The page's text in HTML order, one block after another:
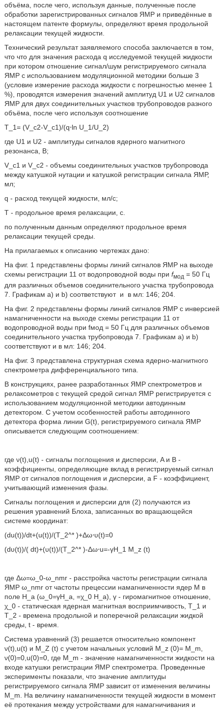
объёма, после чего, используя данные, полученные после
обработки зарегистрированных сигналов ЯМР и приведённые в
настоящем патенте формулы, определяют время продольной
релаксации текущей жидкости.
Технический результат заявляемого способа заключается в том,
что что для значения расхода q исследуемой текущей жидкости
при котором отношение сигнал/шум регистрируемого сигнала
ЯМР с использованием модуляционной методики больше 3
(условие измерение расхода жидкости с погрешностью менее 1
%), проводятся измерения значений амплитуд U1 и U2 сигналов
ЯМР для двух соединительных участков трубопроводов разного
объёма, после чего используя соотношение
T_1= (V_c2-V_c1)/(q⋅ln U_1/U_2)
где U1 и U2 - амплитуды сигналов ядерного магнитного
резонанса, В;
V_c1 и V_c2 - объемы соединительных участков трубопровода
между катушкой нутации и катушкой регистрации сигнала ЯМР,
мл;
q - расход текущей жидкости, мл/c;
Т - продольное время релаксации, с.
по полученным данным определяют продольное время
релаксации текущей среды.
На прилагаемых к описанию чертежах дано:
На фиг. 1 представлены формы линий сигналов ЯМР на выходе
схемы регистрации 11 от водопроводной воды при fмод = 50 Гц
для различных объемов соединительного участка трубопровода
7. Графикам a) и b) соответствуют и
в мл: 146; 204.
На фиг. 2 представлены формы линий сигналов ЯМР с инверсией
намагниченности на выходе схемы регистрации 11 от
водопроводной воды при fмод = 50 Гц для различных объемов
соединительного участка трубопровода 7. Графикам a) и b)
соответствуют и в мл: 146; 204.
На фиг. 3 представлена структурная схема ядерно-магнитного
спектрометра дифференциального типа.
В конструкциях, ранее разработанных ЯМР спектрометров и
релаксометров с текущей средой сигнал ЯМР регистрируется с
использованием модуляционной методики автодинным
детектором. С учетом особенностей работы автодинного
детектора форма линии G(t), регистрируемого сигнала ЯМР
описывается следующим соотношением:
где ν(t),u(t) - сигналы поглощения и дисперсии, A и B -
коэффициенты, определяющие вклад в регистрируемый сигнал
ЯМР от сигналов поглощения и дисперсии, а F - коэффициент,
учитывающий изменения фазы.
Сигналы поглощения и дисперсии для (2) получаются из
решения уравнений Блоха, записанных во вращающейся
системе координат:
(du(t))/dt+(u(t))/(T_2^* )+Δω⋅υ(t)=0
(dυ(t))/( dt)+(υ(t))/(T_2^* )-Δω⋅u=-γH_1 M_z (t)
где Δω=ω_0-ω_nmr - расстройка частоты регистрации сигнала
ЯМР ω_nmr от частоты прецессии намагниченности ядер M в
поле H_a (ω_0=γH_a, =χ_0 H_a), γ - гиромагнитное отношение,
χ_0 - статическая ядерная магнитная восприимчивость, T_1 и
T_2 - времена продольной и поперечной релаксации жидкой
среды, t - время.
Система уравнений (3) решается относительно компонент
ν(t),u(t) и M_Z (t) с учетом начальных условий M_z (0)= M_m,
ν(0)=0,u(0)=0, где M_m - значение намагниченности жидкости на
входе катушки регистрации ЯМР спектрометра. Проведенные
эксперименты показали, что значение амплитуды
регистрируемого сигнала ЯМР зависит от изменения величины
M_m. На величину намагниченности текущей жидкости в момент
её протекания между устройствами для намагничивания и